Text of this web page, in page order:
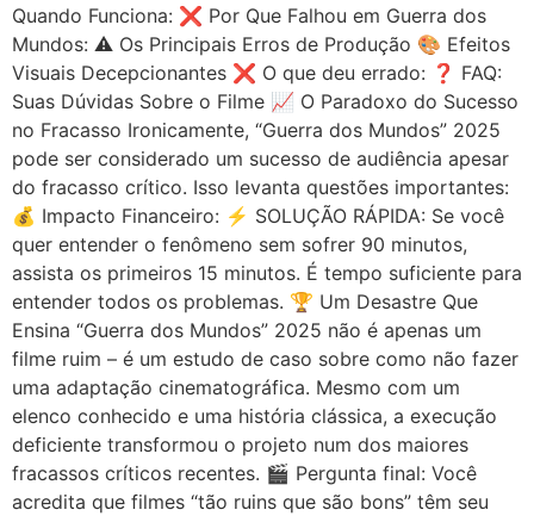
Quando Funciona: ❌ Por Que Falhou em Guerra dos
Mundos: ⚠️ Os Principais Erros de Produção 🎨 Efeitos
Visuais Decepcionantes ❌ O que deu errado: ❓ FAQ:
Suas Dúvidas Sobre o Filme 📈 O Paradoxo do Sucesso
no Fracasso Ironicamente, “Guerra dos Mundos” 2025
pode ser considerado um sucesso de audiência apesar
do fracasso crítico. Isso levanta questões importantes:
💰 Impacto Financeiro: ⚡ SOLUÇÃO RÁPIDA: Se você
quer entender o fenômeno sem sofrer 90 minutos,
assista os primeiros 15 minutos. É tempo suficiente para
entender todos os problemas. 🏆 Um Desastre Que
Ensina “Guerra dos Mundos” 2025 não é apenas um
filme ruim – é um estudo de caso sobre como não fazer
uma adaptação cinematográfica. Mesmo com um
elenco conhecido e uma história clássica, a execução
deficiente transformou o projeto num dos maiores
fracassos críticos recentes. 🎬 Pergunta final: Você
acredita que filmes “tão ruins que são bons” têm seu